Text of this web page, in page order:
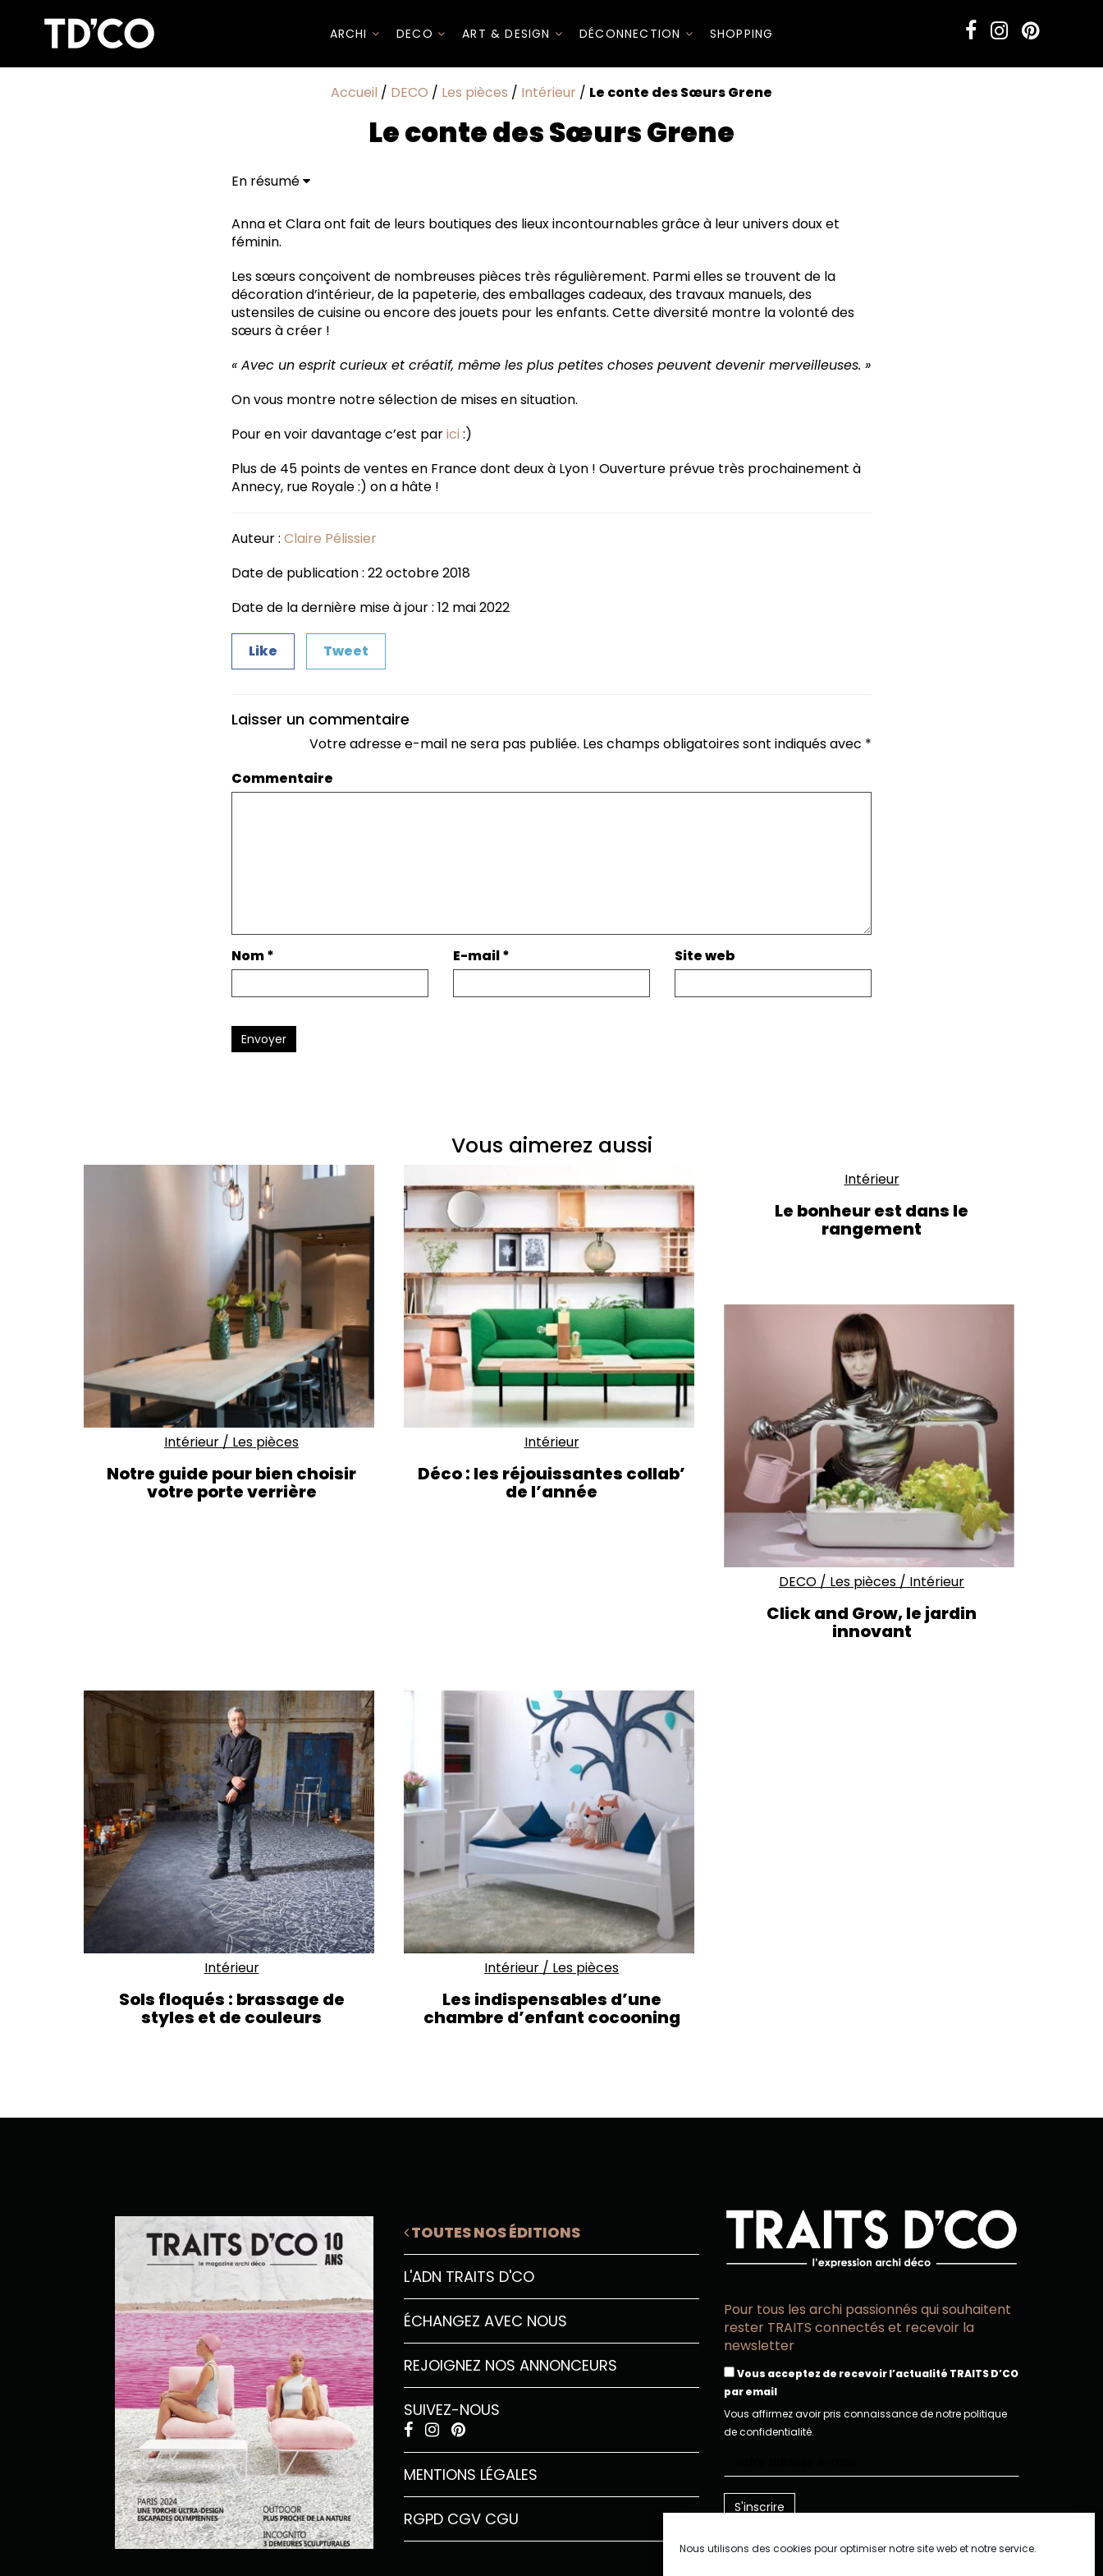
Nous utilisons des cookies pour optimiser notre site web et notre service.
ARCHI DECO ART & DESIGN DÉCONNECTION SHOPPING
Accueil / DECO / Les pièces / Intérieur / Le conte des Sœurs Grene
Le conte des Sœurs Grene
En résumé
Anna et Clara ont fait de leurs boutiques des lieux incontournables grâce à leur univers doux et
féminin.
Les sœurs conçoivent de nombreuses pièces très régulièrement. Parmi elles se trouvent de la
décoration d’intérieur, de la papeterie, des emballages cadeaux, des travaux manuels, des
ustensiles de cuisine ou encore des jouets pour les enfants. Cette diversité montre la volonté des
sœurs à créer !
« Avec un esprit curieux et créatif, même les plus petites choses peuvent devenir merveilleuses. »
On vous montre notre sélection de mises en situation.
Pour en voir davantage c’est parici :)
Plus de 45 points de ventes en France dont deux à Lyon ! Ouverture prévue très prochainement à
Annecy, rue Royale :) on a hâte !
Auteur : Claire Pélissier
Date de publication : 22 octobre 2018
Date de la dernière mise à jour : 12 mai 2022
Like Tweet
Laisser un commentaire
Votre adresse e-mail ne sera pas publiée. Les champs obligatoires sont indiqués avec *
Commentaire
Nom* E-mail* Site web
Envoyer
Vous aimerez aussi
Intérieur / Les pièces
Notre guide pour bien choisir
votre porte verrière
Intérieur
Déco : les réjouissantes collab’
de l’année
Intérieur
Le bonheur est dans le
rangement
DECO / Les pièces / Intérieur
Click and Grow, le jardin
innovant
Intérieur
Sols floqués : brassage de
styles et de couleurs
Intérieur / Les pièces
Les indispensables d’une
chambre d’enfant cocooning
TOUTES NOS ÉDITIONS
L'ADN TRAITS D'CO
ÉCHANGEZ AVEC NOUS
REJOIGNEZ NOS ANNONCEURS
SUIVEZ-NOUS
MENTIONS LÉGALES
RGPD CGV CGU
Pour tous les archi passionnés qui souhaitent
rester TRAITS connectés et recevoir la
newsletter
Vous acceptez de recevoir l’actualité TRAITS D’CO
par email
Vous affirmez avoir pris connaissance de notre politique
de confidentialité.